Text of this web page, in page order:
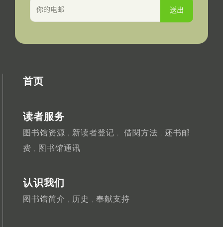
首页
读者服务
图书馆资源 ， 新读者登记 ， 借閱方法 ， 还书邮
费 ， 图书馆通讯
认识我们
图书馆简介 ， 历史 ， 奉献支持